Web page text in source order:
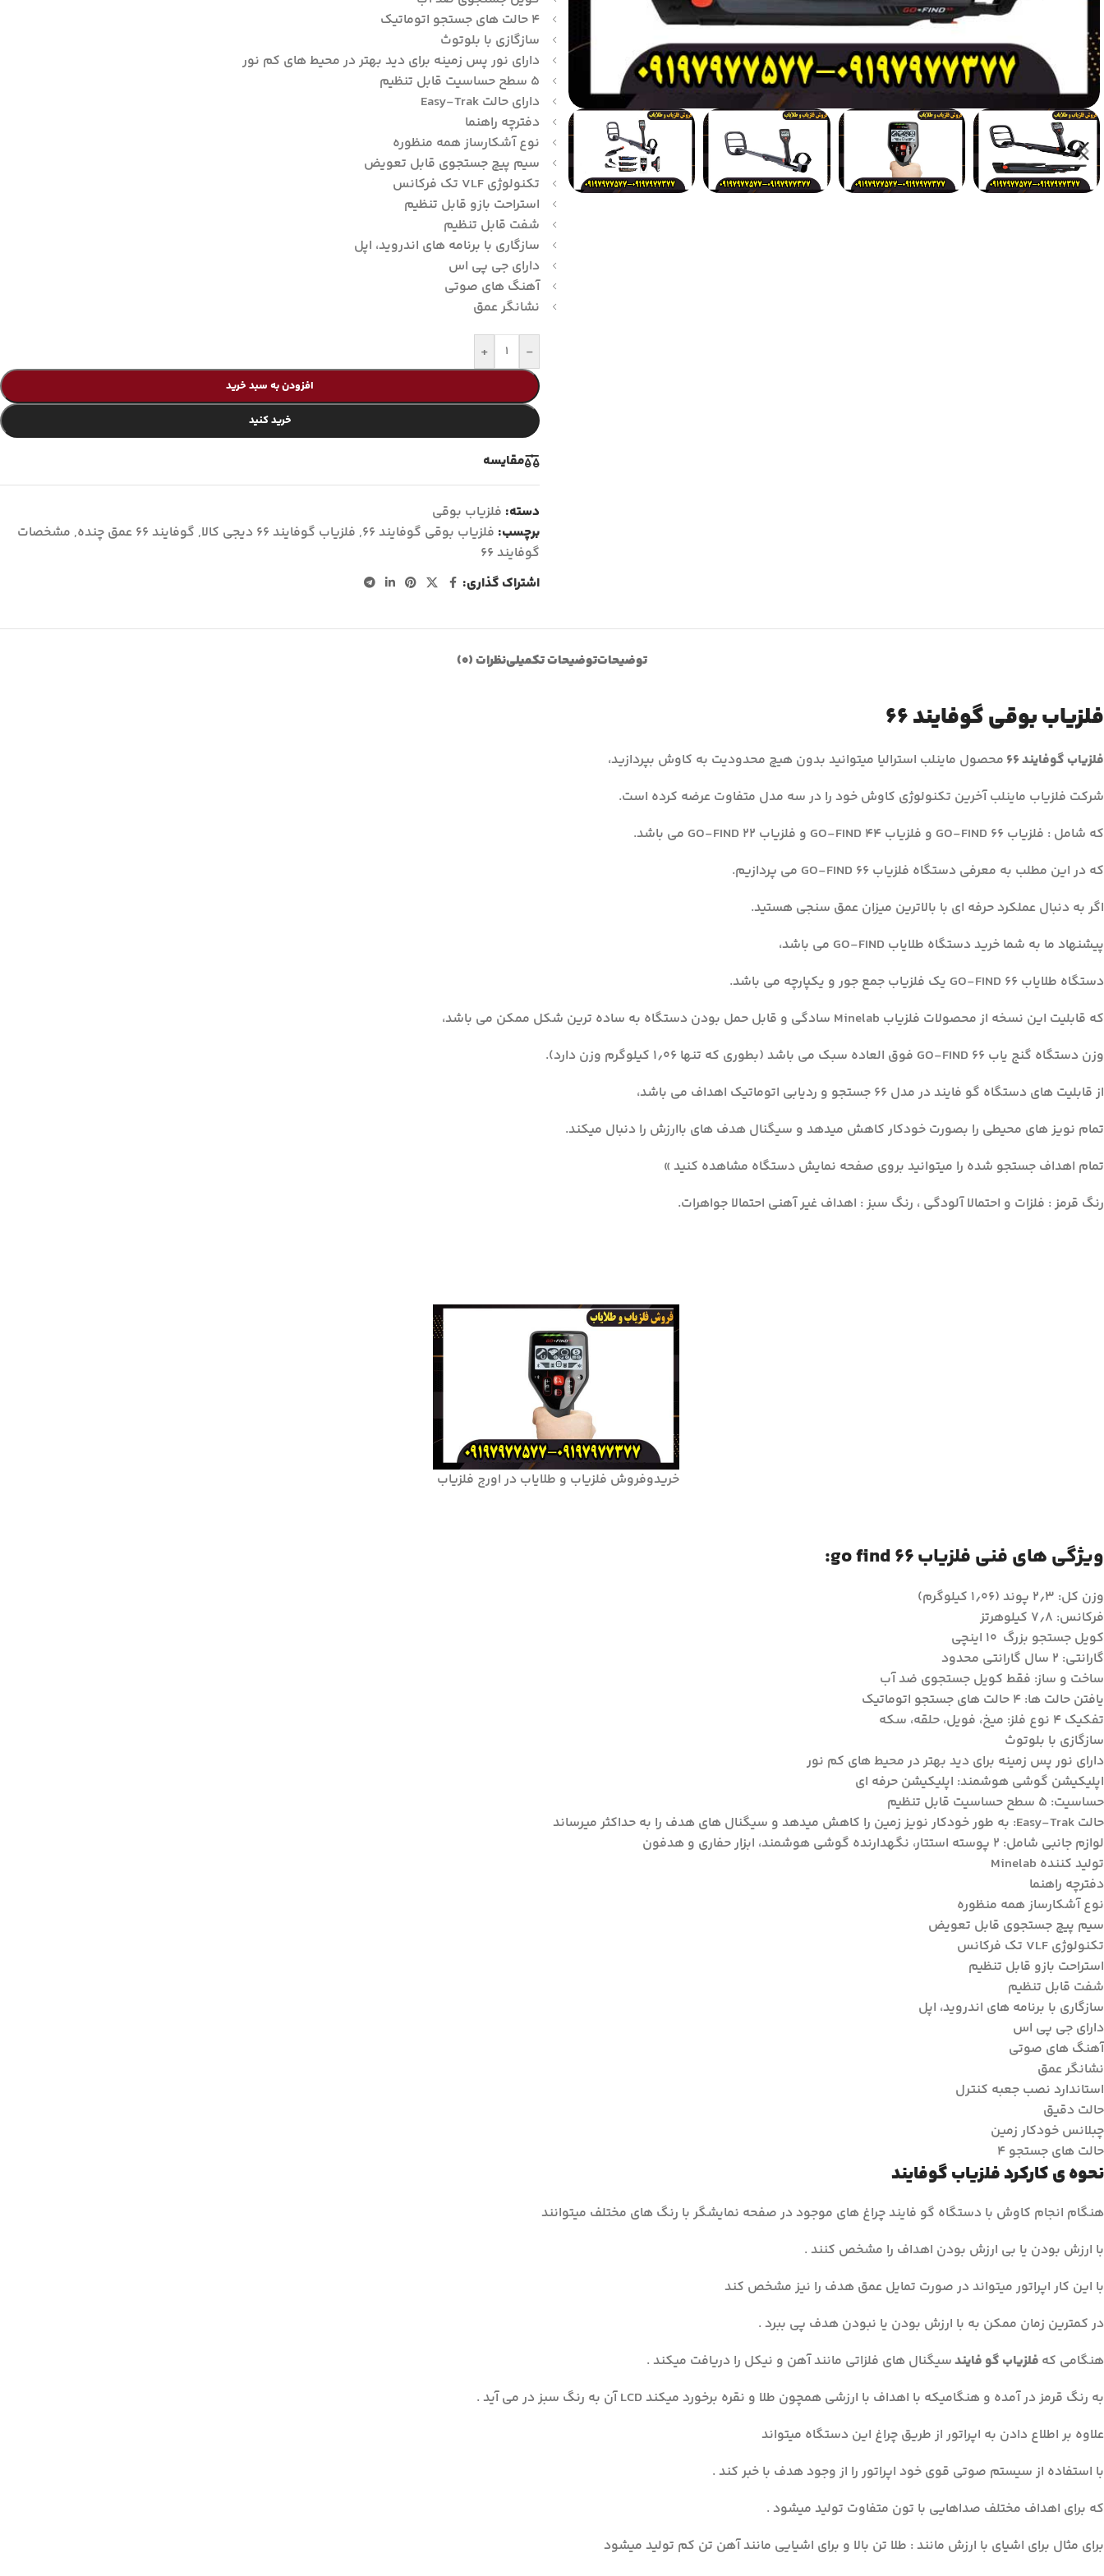
۴ حالت های جستجو اتوماتیک
سازگازی با بلوتوث
دارای نور پس زمینه برای دید بهتر در محیط های کم نور
۵ سطح حساسیت قابل تنظیم
دارای حالت Easy-Trak
دفترچه راهنما
نوع آشکارساز همه منظوره
سیم پیچ جستجوی قابل تعویض
تکنولوژی VLF تک فرکانس
استراحت بازو قابل تنظیم
شفت قابل تنظیم
سازگاری با برنامه های اندروید، اپل
دارای جی پی اس
آهنگ های صوتی
نشانگر عمق
-
+
افزودن به سبد خرید
خرید کنید
مقايسه
دسته: فلزیاب بوقی
برچسب: فلزیاب بوقی گوفایند 66 , فلزیاب گوفایند 66 دیجی کالا , گوفایند 66 عمق چنده , مشخصات
گوفایند 66
اشتراک گذاری:
توضیحاتتوضیحات تکمیلینظرات (0)
فلزیاب بوقی گوفایند 66
فلزیاب گوفایند 66
محصول ماینلب استرالیا میتوانید بدون هیچ محدودیت به کاوش بپردازید،
شرکت فلزیاب ماینلب آخرین تکنولوژی کاوش خود را در سه مدل متفاوت عرضه کرده است.
که شامل : فلزیاب GO-FIND 66 و فلزیاب GO-FIND 44 و فلزیاب GO-FIND 22 می باشد.
که در این مطلب به معرفی دستگاه فلزیاب GO-FIND 66 می پردازیم.
اگر به دنبال عملکرد حرفه ای با بالاترین میزان عمق سنجی هستید.
پیشنهاد ما به شما خرید دستگاه طلایاب GO-FIND می باشد،
دستگاه طلایاب GO-FIND 66 یک فلزیاب جمع جور و یکپارچه می باشد.
که قابلیت این نسخه از محصولات فلزیاب Minelab سادگی و قابل حمل بودن دستگاه به ساده ترین شکل ممکن می باشد،
وزن دستگاه گنج یاب GO-FIND 66 فوق العاده سبک می باشد (بطوری که تنها ۱٫۰۶ کیلوگرم وزن دارد).
از قابلیت های دستگاه گو فایند در مدل ۶۶ جستجو و ردیابی اتوماتیک اهداف می باشد،
تمام نویز های محیطی را بصورت خودکار کاهش میدهد و سیگنال هدف های باارزش را دنبال میکند.
تمام اهداف جستجو شده را میتوانید بروی صفحه نمایش دستگاه مشاهده کنید »
رنگ قرمز : فلزات و احتمالا آلودگی ، رنگ سبز : اهداف غیر آهنی احتمالا جواهرات.
خریدوفروش فلزیاب و طلایاب در اورج فلزیاب
ویژگی های فنی فلزیاب
وزن کل: ۲٫۳ پوند (۱٫۰۶ کیلوگرم)
فرکانس: ۷٫۸ کیلوهرتز
کویل جستجو بزرگ ۱۰ اینچی
گارانتی: ۲ سال گارانتی محدود
ساخت و ساز: فقط کویل جستجوی ضد آب
یافتن حالت ها: ۴ حالت های جستجو اتوماتیک
تفکیک ۴ نوع فلز: میخ، فویل، حلقه، سکه
سازگازی با بلوتوث
دارای نور پس زمینه برای دید بهتر در محیط های کم نور
اپلیکیشن گوشی هوشمند: اپلیکیشن حرفه ای
حساسیت: ۵ سطح حساسیت قابل تنظیم
حالت Easy-Trak: به طور خودکار نویز زمین را کاهش میدهد و سیگنال های هدف را به حداکثر میرساند
لوازم جانبی شامل: ۲ پوسته استتار، نگهدارنده گوشی هوشمند، ابزار حفاری و هدفون
تولید کننده Minelab
دفترچه راهنما
نوع آشکارساز همه منظوره
سیم پیچ جستجوی قابل تعویض
تکنولوژی VLF تک فرکانس
استراحت بازو قابل تنظیم
شفت قابل تنظیم
سازگاری با برنامه های اندروید، اپل
دارای جی پی اس
آهنگ های صوتی
نشانگر عمق
استاندارد نصب جعبه کنترل
حالت دقیق
چبلانس خودکار زمین
حالت های جستجو ۴
نحوه ی کارکرد فلزیاب گوفایند
هنگام انجام کاوش با دستگاه گو فایند چراغ های موجود در صفحه نمایشگر با رنگ های مختلف میتوانند
با ارزش بودن یا بی ارزش بودن اهداف را مشخص کنند .
با این کار اپراتور میتواند در صورت تمایل عمق هدف را نیز مشخص کند
در کمترین زمان ممکن به با ارزش بودن یا نبودن هدف پی ببرد .
هنگامی که فلزیاب گو فایندسیگنال های فلزاتی مانند آهن و نیکل را دریافت میکند .
به رنگ قرمز در آمده و هنگامیکه با اهداف با ارزشی همچون طلا و نقره برخورد میکند LCD آن به رنگ سبز در می آید .
علاوه بر اطلاع دادن به اپراتور از طریق چراغ این دستگاه میتواند
با استفاده از سیستم صوتی قوی خود اپراتور را از وجود هدف با خبر کند .
که برای اهداف مختلف صداهایی با تون متفاوت تولید میشود .
برای مثال برای اشیای با ارزش مانند : طلا تن بالا و برای اشیایی مانند آهن تن کم تولید میشود